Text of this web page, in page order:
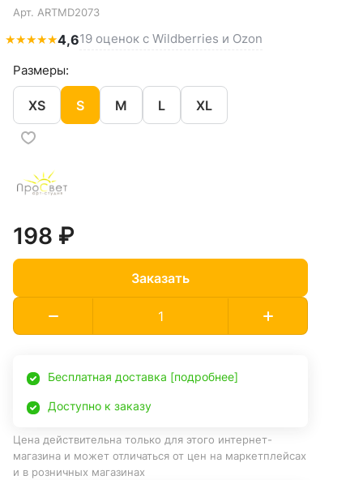
Арт. ARTMD2073
★★★★★4,619 оценок с Wildberries и Ozon
Размеры:
XS S M L XL
198 ₽
Заказать
Бесплатная доставка [подробнее]
Доступно к заказу
Цена действительна только для этого интернет-
магазина и может отличаться от цен на маркетплейсах
и в розничных магазинах